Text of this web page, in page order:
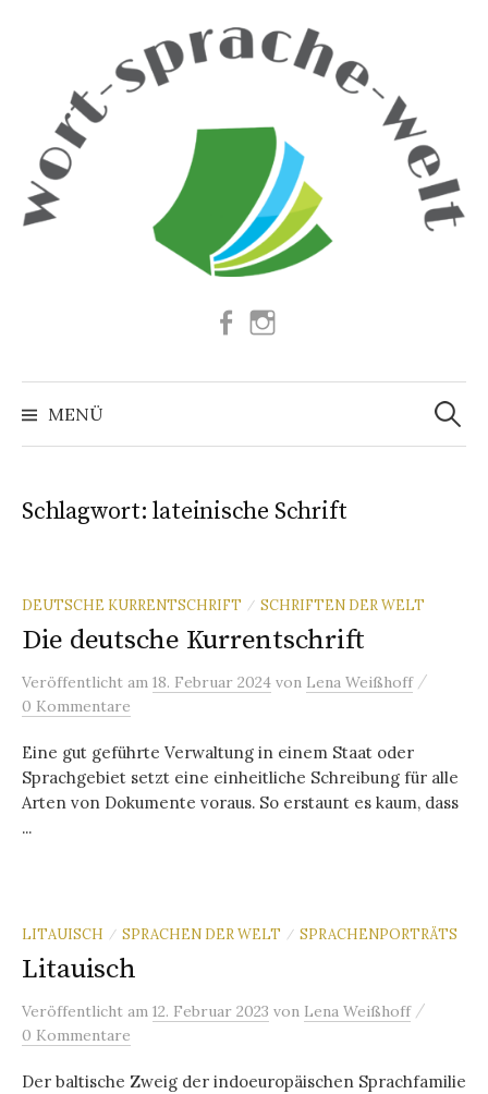
Facebook
MENÜ
Suchen
nach:
Schlagwort:lateinische Schrift
DEUTSCHE KURRENTSCHRIFT / SCHRIFTEN DER WELT
Die deutsche Kurrentschrift
Veröffentlicht am 18. Februar 2024 von Lena Weißhoff /
0 Kommentare
Eine gut geführte Verwaltung in einem Staat oder
Sprachgebiet setzt eine einheitliche Schreibung für alle
Arten von Dokumente voraus. So erstaunt es kaum, dass
...
LITAUISCH / SPRACHEN DER WELT / SPRACHENPORTRÄTS
Litauisch
Veröffentlicht am 12. Februar 2023 von Lena Weißhoff /
0 Kommentare
Der baltische Zweig der indoeuropäischen Sprachfamilie